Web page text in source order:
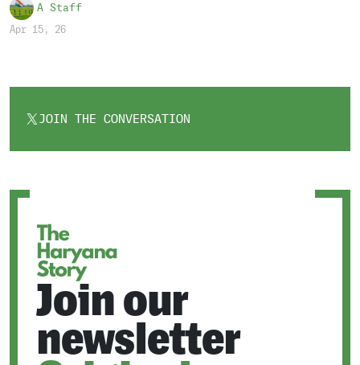
A Staff
Apr 15, 26
JOIN THE CONVERSATION
OPENS
Join our
newsletter